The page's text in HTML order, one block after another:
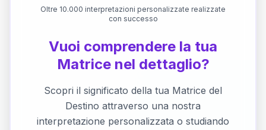
Oltre 10.000 interpretazioni personalizzate realizzate
con successo
Vuoi comprendere la tua
Matrice nel dettaglio?
Scopri il significato della tua Matrice del
Destino attraverso una nostra
interpretazione personalizzata o studiando